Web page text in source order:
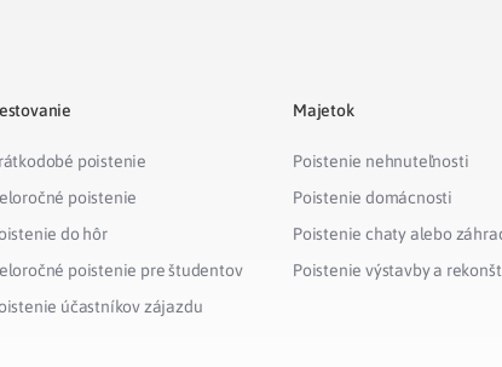
poistenie
poistenie
do hôr
poistenie pre študentov
účastníkov zájazdu
Majetok
Poistenie nehnuteľnosti
Poistenie domácnosti
Poistenie chaty alebo
Poistenie výstavby a